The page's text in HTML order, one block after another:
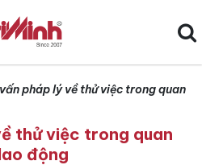
pháp lý về thử việc trong quan
thử việc trong quan
động